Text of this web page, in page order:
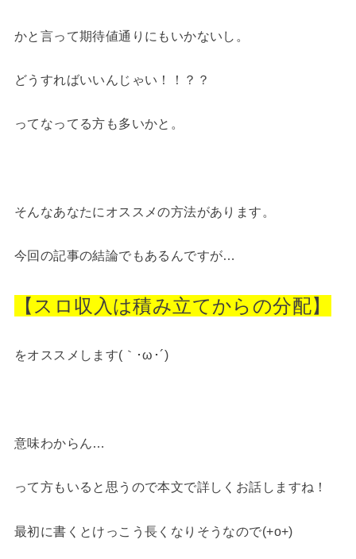
かと言って期待値通りにもいかないし。
どうすればいいんじゃい！！？？
ってなってる方も多いかと。
そんなあなたにオススメの方法があります。
今回の記事の結論でもあるんですが…
【スロ収入は積み立てからの分配】
をオススメします(｀･ω･´)
意味わからん…
って方もいると思うので本文で詳しくお話しますね！
最初に書くとけっこう長くなりそうなので(+o+)